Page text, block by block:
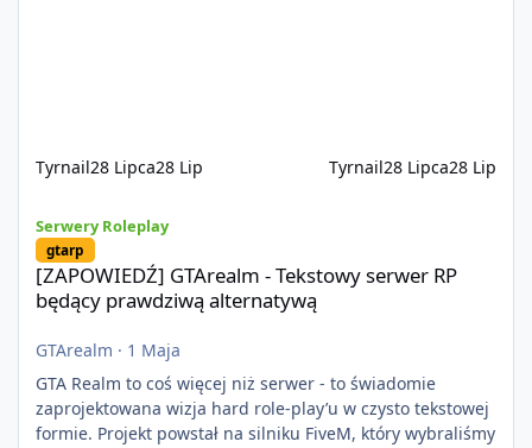
Tyrnail28 Lipca28 Lip Tyrnail28 Lipca28 Lip
Serwery Roleplay
gtarp
[ZAPOWIEDŹ] GTArealm - Tekstowy serwer RP
będący prawdziwą alternatywą
GTArealm · 1 Maja
GTA Realm to coś więcej niż serwer - to świadomie
zaprojektowana wizja hard role-play’u w czysto tekstowej
formie. Projekt powstał na silniku FiveM, który wybraliśmy